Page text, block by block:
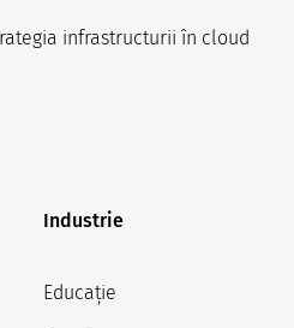
infrastructurii în cloud
Industrie
Educație